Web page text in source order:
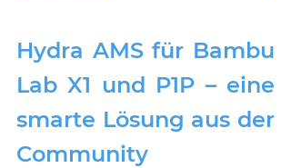
Hydra AMS für Bambu
Lab X1 und P1P – eine
smarte Lösung aus der
Community